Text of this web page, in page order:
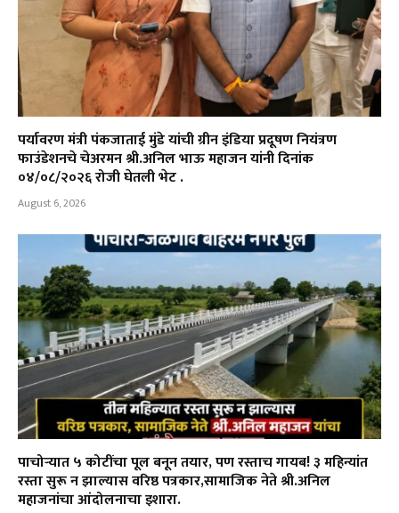
पर्यावरण मंत्री पंकजाताई मुंडे यांची ग्रीन इंडिया प्रदूषण नियंत्रण
फाउंडेशनचे चेअरमन श्री.अनिल भाऊ महाजन यांनी दिनांक
०४/०८/२०२६ रोजी घेतली भेट .
August 6, 2026
पाचोऱ्यात ५ कोटींचा पूल बनून तयार, पण रस्ताच गायब! ३ महिन्यांत
रस्ता सुरू न झाल्यास वरिष्ठ पत्रकार,सामाजिक नेते श्री.अनिल
महाजनांचा आंदोलनाचा इशारा.